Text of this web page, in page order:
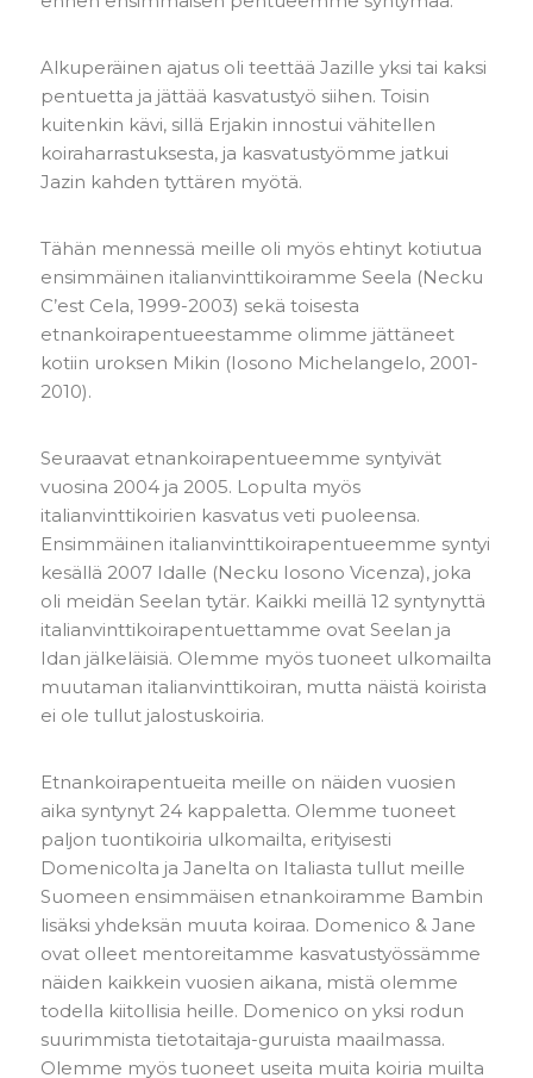
Alkuperäinen ajatus oli teettää Jazille yksi tai kaksi
pentuetta ja jättää kasvatustyö siihen. Toisin
kuitenkin kävi, sillä Erjakin innostui vähitellen
koiraharrastuksesta, ja kasvatustyömme jatkui
Jazin kahden tyttären myötä.
Tähän mennessä meille oli myös ehtinyt kotiutua
ensimmäinen italianvinttikoiramme Seela (Necku
C’est Cela, 1999-2003) sekä toisesta
etnankoirapentueestamme olimme jättäneet
kotiin uroksen Mikin (Iosono Michelangelo, 2001-
2010).
Seuraavat etnankoirapentueemme syntyivät
vuosina 2004 ja 2005. Lopulta myös
italianvinttikoirien kasvatus veti puoleensa.
Ensimmäinen italianvinttikoirapentueemme syntyi
kesällä 2007 Idalle (Necku Iosono Vicenza), joka
oli meidän Seelan tytär. Kaikki meillä 12 syntynyttä
italianvinttikoirapentuettamme ovat Seelan ja
Idan jälkeläisiä. Olemme myös tuoneet ulkomailta
muutaman italianvinttikoiran, mutta näistä koirista
ei ole tullut jalostuskoiria.
Etnankoirapentueita meille on näiden vuosien
aika syntynyt 24 kappaletta. Olemme tuoneet
paljon tuontikoiria ulkomailta, erityisesti
Domenicolta ja Janelta on Italiasta tullut meille
Suomeen ensimmäisen etnankoiramme Bambin
lisäksi yhdeksän muuta koiraa. Domenico & Jane
ovat olleet mentoreitamme kasvatustyössämme
näiden kaikkein vuosien aikana, mistä olemme
todella kiitollisia heille. Domenico on yksi rodun
suurimmista tietotaitaja-guruista maailmassa.
Olemme myös tuoneet useita muita koiria muilta